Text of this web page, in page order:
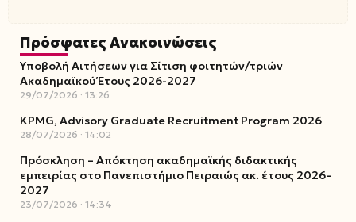
Πρόσφατες Ανακοινώσεις
Υποβολή Αιτήσεων για Σίτιση φοιτητών/τριών
Ακαδημαϊκού Έτους 2026-2027
29/07/2026 13:26
KPMG, Advisory Graduate Recruitment Program 2026
28/07/2026 14:02
Πρόσκληση – Απόκτηση ακαδημαϊκής διδακτικής
εμπειρίας στο Πανεπιστήμιο Πειραιώς ακ. έτους 2026–
2027
23/07/2026 14:34